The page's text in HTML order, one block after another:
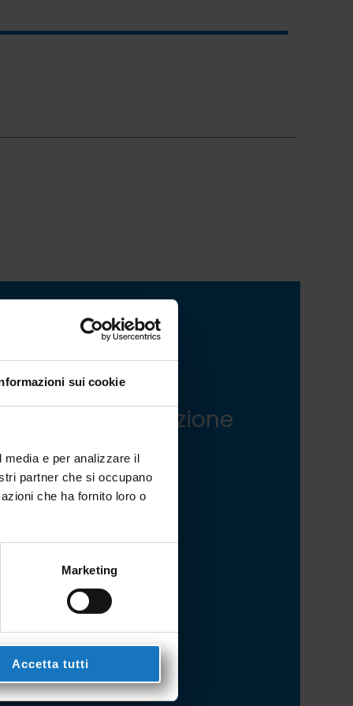
sui cookie
e per analizzare il
partner che si occupano
che ha fornito loro o
Marketing
Accetta tutti
a tua disposizione
o
al